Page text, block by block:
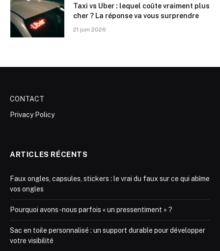
Taxi vs Uber : lequel coûte vraiment plus
cher ? La réponse va vous surprendre
21 juin 2026
CONTACT
Privacy Policy
ARTICLES RÉCENTS
Faux ongles, capsules, stickers : le vrai du faux sur ce qui abîme
vos ongles
Pourquoi avons-nous parfois « un pressentiment » ?
Sac en toile personnalisé : un support durable pour développer
votre visibilité